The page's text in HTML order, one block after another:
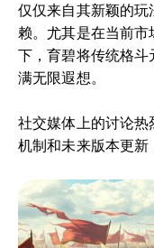
仅仅来自其新颖的
赖。尤其是在当前
下，育碧将传统格
满无限遐想。
社交媒体上的讨论
机制和未来版本更新